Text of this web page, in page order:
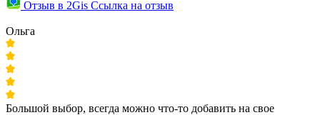
Отзыв в 2Gis Ссылка на отзыв
Ольга
Большой выбор, всегда можно что-то добавить на свое